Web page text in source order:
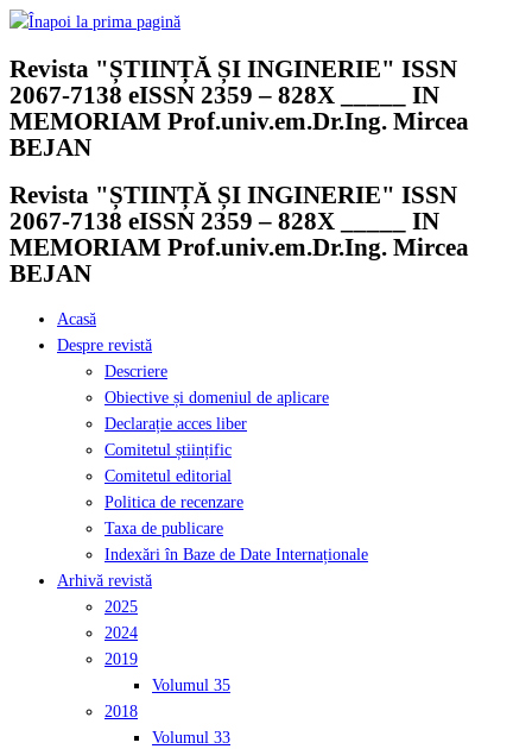
Skip
content
Revista "ȘTIINȚĂ ȘI INGINERIE" ISSN
2067-7138 eISSN 2359 – 828X _____ IN
MEMORIAM Prof.univ.em.Dr.Ing. Mircea
BEJAN
Revista "ȘTIINȚĂ ȘI INGINERIE" ISSN
2067-7138 eISSN 2359 – 828X _____ IN
MEMORIAM Prof.univ.em.Dr.Ing. Mircea
BEJAN
Acasă
Despre revistă
Descriere
Obiective și domeniul de aplicare
Declarație acces liber
Comitetul științific
Comitetul editorial
Politica de recenzare
Taxa de publicare
Indexări în Baze de Date Internaționale
Arhivă revistă
2025
2024
2019
Volumul 35
2018
Volumul 33